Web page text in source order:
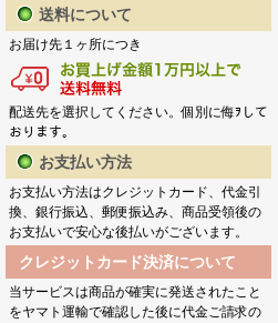
送料について
お届け先１ヶ所につき
配送先を選択してください。個別に侮ｦして
おります。
お支払い方法
お支払い方法はクレジットカード、代金引
換、銀行振込、郵便振込み、商品受領後の
お支払いで安心な後払いがございます。
クレジットカード決済について
当サービスは商品が確実に発送されたこと
をヤマト運輸で確認した後に代金ご請求の